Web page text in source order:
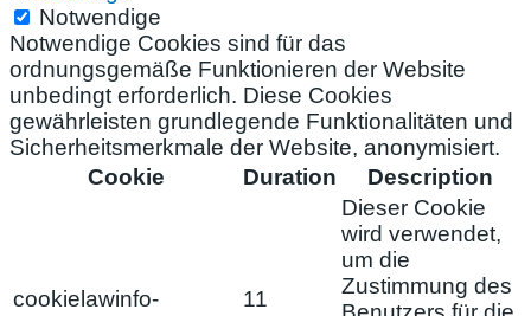
Notwendige
Notwendige Cookies sind für das
ordnungsgemäße Funktionieren der Website
unbedingt erforderlich. Diese Cookies
gewährleisten grundlegende Funktionalitäten und
Sicherheitsmerkmale der Website, anonymisiert.
Cookie
Duration Description
cookielawinfo-
11
Dieser Cookie
wird verwendet,
um die
Zustimmung des